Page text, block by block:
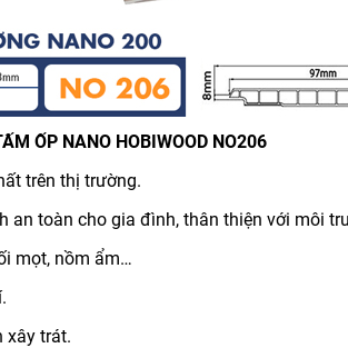
ỐP NANO HOBIWOOD NO206
trên thị trường.
an toàn cho gia đình, thân thiện với môi
mọt, nồm ẩm…
xây trát.